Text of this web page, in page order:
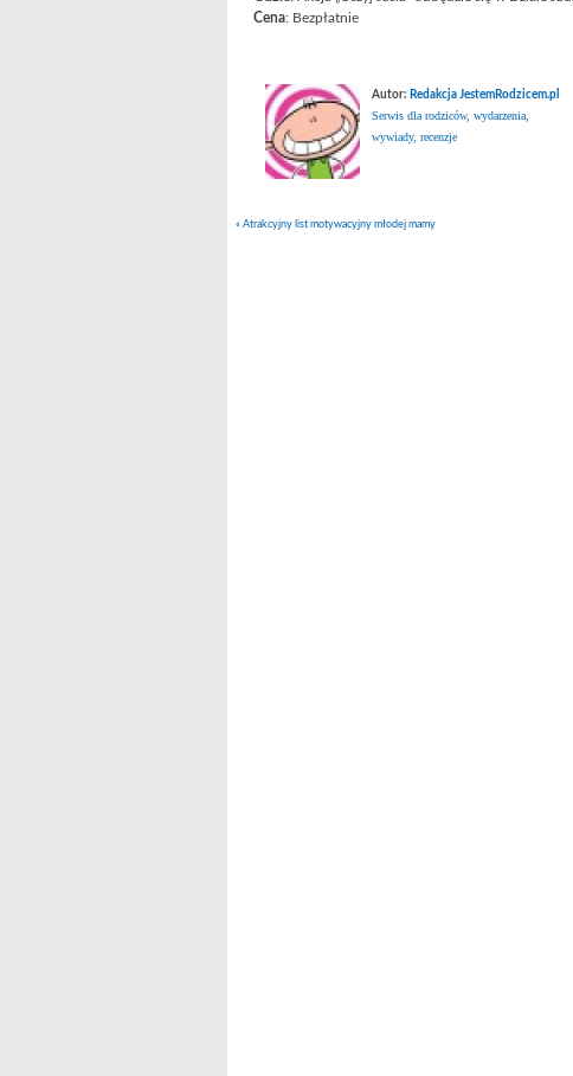
Cena: Bezpłatnie
Autor: Redakcja JestemRodzicem.pl
Serwis dla rodziców, wydarzenia,
wywiady, recenzje
« Atrakcyjny list motywacyjny młodej mamy